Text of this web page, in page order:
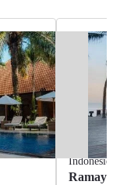
Indonésie